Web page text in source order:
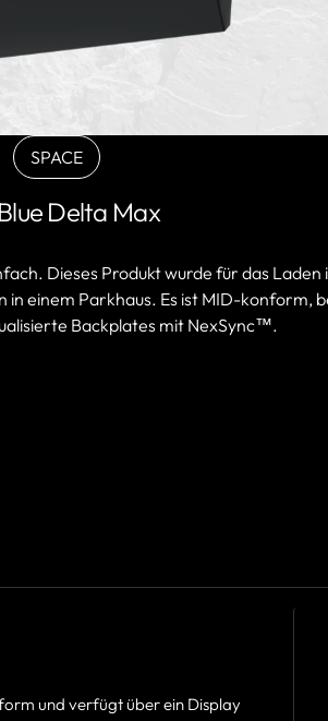
SPACE
BLACK
ausverkauft
nicht
verfügbar
Delta Max
Dieses Produkt wurde für das
einem Parkhaus. Es ist MID-konform,
Backplates mit NexSync™.
und verfügt über ein Display